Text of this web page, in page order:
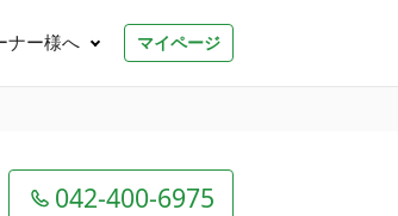
ナー様へ マイページ
042-400-6975